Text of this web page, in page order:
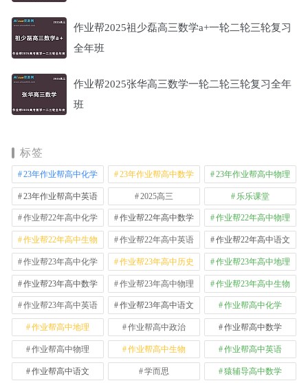
作业帮2025祖少磊高三数学a+一轮二轮三轮复习
全年班
作业帮2025张华高三数学一轮二轮三轮复习全年
班
标签
23年作业帮高中化学 23年作业帮高中数学 23年作业帮高中物理
23年作业帮高中英语 2025高三 乐乐课堂
作业帮22年高中化学 作业帮22年高中数学 作业帮22年高中物理
作业帮22年高中生物 作业帮22年高中英语 作业帮22年高中语文
作业帮23年高中化学 作业帮23年高中历史 作业帮23年高中地理
作业帮23年高中数学 作业帮23年高中物理 作业帮23年高中生物
作业帮23年高中英语 作业帮23年高中语文 作业帮高中化学
作业帮高中地理 作业帮高中政治 作业帮高中数学
作业帮高中物理 作业帮高中生物 作业帮高中英语
作业帮高中语文 学而思 猿辅导高中数学